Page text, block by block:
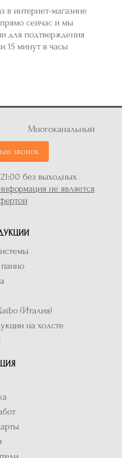
в интернет-магазине
сейчас и мы
для подтверждения
15 минут в часы
Многоканальный
звонок
без выходных
не является
(Италия)
на холсте